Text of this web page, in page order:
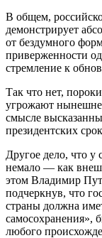
В общем,
демонстрирует
от бездумного
приверженности
стремление к
Так что нет,
угрожают
смысле
президентских
Другое дело, что у
немало — как
этом Владимир
подчеркнув, что
страны должна
самосохранения»,
любого